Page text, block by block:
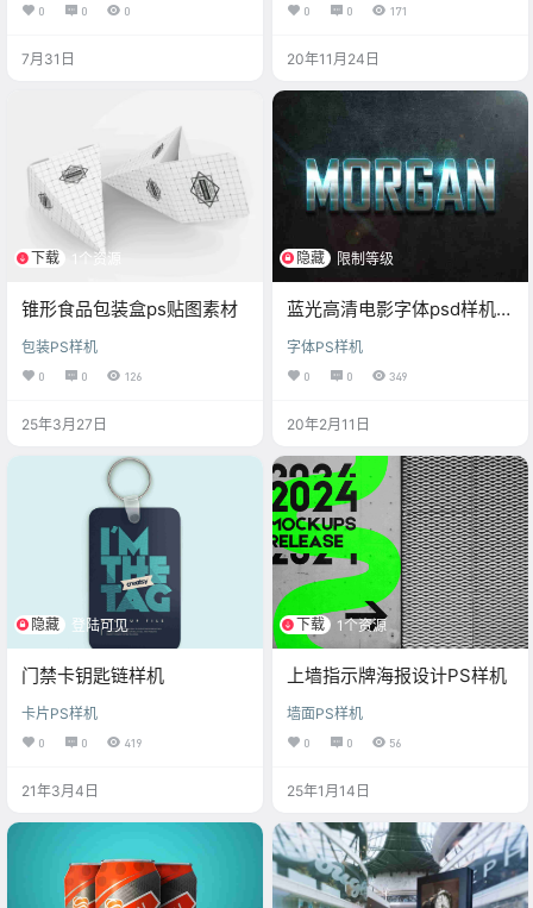
0 0 0
7月31日
0 0 171
20年11月24日
下载 1个资源
锥形食品包装盒ps贴图素材
包装PS样机
0 0 126
25年3月27日
隐藏 限制等级
蓝光高清电影字体psd样机素
材
字体PS样机
0 0 349
20年2月11日
隐藏 登陆可见
门禁卡钥匙链样机
卡片PS样机
0 0 419
21年3月4日
下载 1个资源
上墙指示牌海报设计PS样机
墙面PS样机
0 0 56
25年1月14日